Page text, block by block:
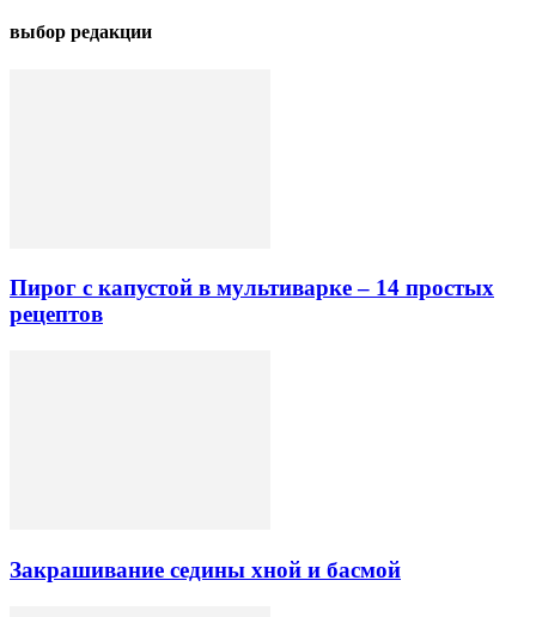
выбор редакции
Пирог с капустой в мультиварке – 14 простых
рецептов
Закрашивание седины хной и басмой